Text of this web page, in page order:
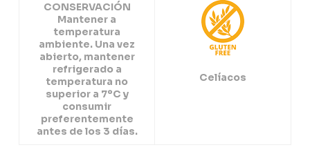
CONSERVACIÓN
Mantener a
temperatura
ambiente. Una vez
abierto, mantener
refrigerado a
temperatura no
superior a 7ºC y
consumir
preferentemente
antes de los 3 días.
Celíacos